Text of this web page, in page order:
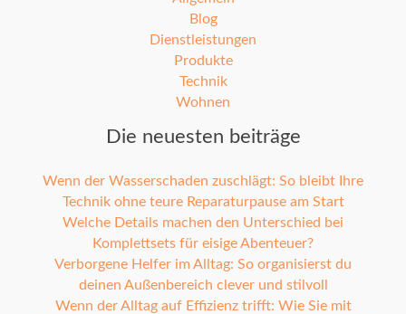
Blog
Dienstleistungen
Produkte
Technik
Wohnen
Die neuesten beiträge
Wenn der Wasserschaden zuschlägt: So bleibt Ihre
Technik ohne teure Reparaturpause am Start
Welche Details machen den Unterschied bei
Komplettsets für eisige Abenteuer?
Verborgene Helfer im Alltag: So organisierst du
deinen Außenbereich clever und stilvoll
Wenn der Alltag auf Effizienz trifft: Wie Sie mit